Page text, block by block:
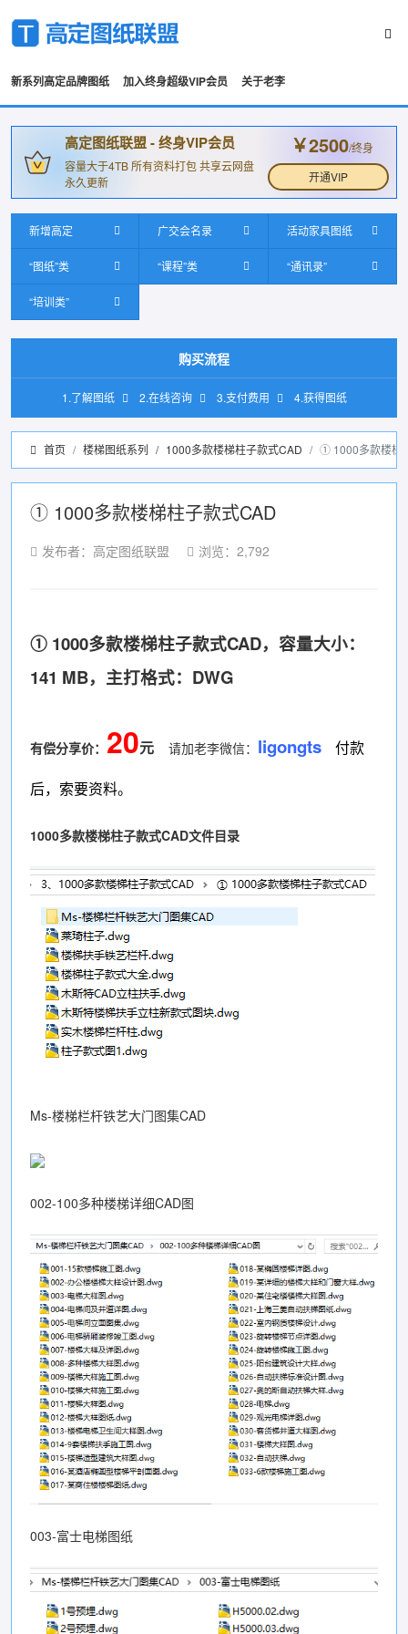
新系列高定品牌图纸 加入终身超级VIP会员 关于老李
高定图纸联盟 - 终身VIP会员
容量大于4TB 所有资料打包 共享云网盘
永久更新
￥2500/终身
开通VIP
新增高定 广交会名录 活动家具图纸
“图纸”类 “课程”类 “通讯录”
“培训类”
购买流程
1.了解图纸 2.在线咨询 3.支付费用 4.获得图纸
首页 楼梯图纸系列 / 1000多款楼梯柱子款式CAD ① 1000多款楼梯
① 1000多款楼梯柱子款式CAD
发布者：高定图纸联盟 浏览：2,792
① 1000多款楼梯柱子款式CAD，容量大小：
141 MB，主打格式：DWG
有偿分享价： 20元 请加老李微信： ligongts 付款
后，索要资料。
1000多款楼梯柱子款式CAD文件目录
Ms-楼梯栏杆铁艺大门图集CAD
002-100多种楼梯详细CAD图
003-富士电梯图纸